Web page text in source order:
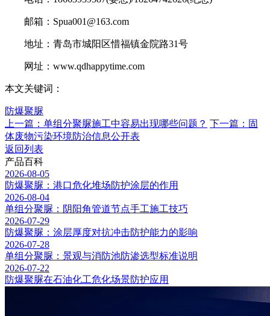
邮箱：Spua001@163.com
地址：青岛市城阳区惜福镇金院路31号
网址：www.qdhappytime.com
本文关键词：
防爆聚脲
上一篇：单组分聚脲施工中容易出现哪些问题？ 下一篇：固
体废物污染环境防治信息公开表
返回列表
产品百科
2026-08-05
防爆聚脲：港口危化堆场防护涂层的作用
2026-08-04
单组分聚脲：阴阳角管道节点手工施工技巧
2026-07-29
防爆聚脲：涂层厚度对抗冲击防护能力的影响
2026-07-28
单组分聚脲：景观与消防池防渗选型标准说明
2026-07-22
防爆聚脲在石油化工危化场景防护应用